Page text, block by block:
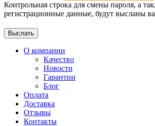
Контрольная строка для смены пароля, а
регистрационные данные, будут высланы
О компании
Качество
Новости
Гарантии
Блог
Оплата
Доставка
Отзывы
Контакты